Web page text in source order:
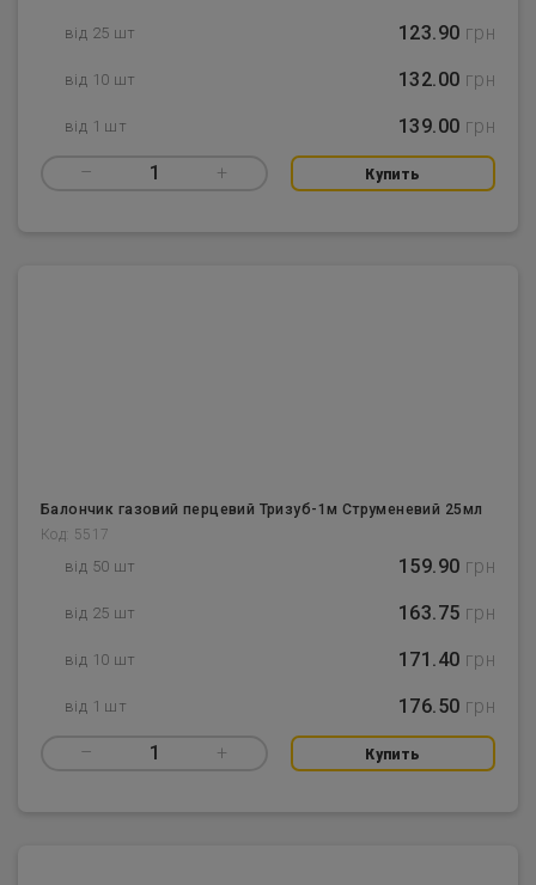
від 25 шт 123.90 грн
від 10 шт 132.00 грн
від 1 шт 139.00 грн
– 1 + Купить
Балончик газовий перцевий Тризуб-1м Струменевий 25мл
Код: 5517
від 50 шт 159.90 грн
від 25 шт 163.75 грн
від 10 шт 171.40 грн
від 1 шт 176.50 грн
– 1 + Купить